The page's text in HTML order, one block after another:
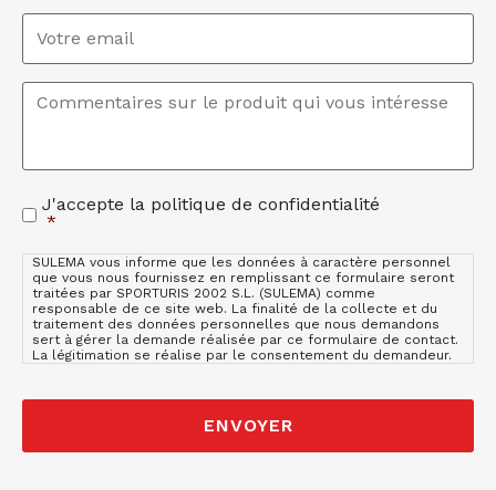
Email
Commentaires
Acceptation
de
la
politique
de
confidentialité *
J'accepte la politique de confidentialité
*
SULEMA vous informe que les données à caractère personnel
que vous nous fournissez en remplissant ce formulaire seront
traitées par SPORTURIS 2002 S.L. (SULEMA) comme
responsable de ce site web. La finalité de la collecte et du
traitement des données personnelles que nous demandons
sert à gérer la demande réalisée par ce formulaire de contact.
La légitimation se réalise par le consentement du demandeur.
serveurs de OVH HISPANO (Hébergeur web de SULEMA). OVH
HISPANO est basé au sein de l´Union Européenne, en France, un
pays dont le niveau de protection est adéquat selon la